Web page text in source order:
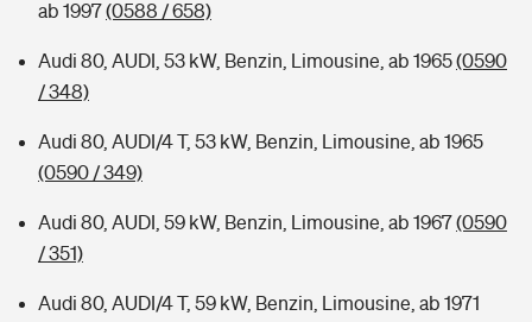
ab 1997(0588 / 658)
Audi 80, AUDI, 53 kW, Benzin, Limousine, ab 1965(0590
/ 348)
Audi 80, AUDI/4 T, 53 kW, Benzin, Limousine, ab 1965
(0590 / 349)
Audi 80, AUDI, 59 kW, Benzin, Limousine, ab 1967(0590
/ 351)
Audi 80, AUDI/4 T, 59 kW, Benzin, Limousine, ab 1971